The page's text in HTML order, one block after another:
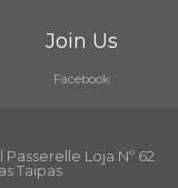
Join Us
Facebook
Loja Nº 62
Taipas